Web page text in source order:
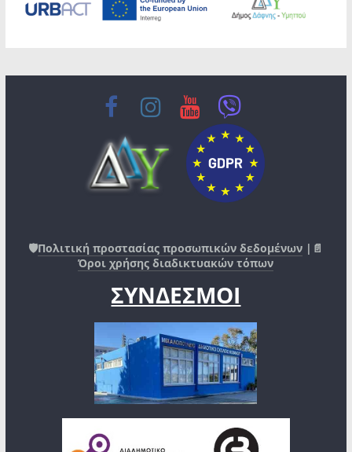
🛡️Πολιτική προστασίας προσωπικών δεδομένων |📄
Όροι χρήσης διαδικτυακών τόπων
ΣΥΝΔΕΣΜΟΙ